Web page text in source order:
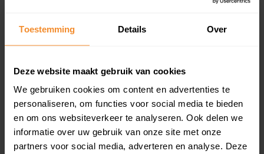
Toestemming Details Over
Deze website maakt gebruik van cookies
We gebruiken cookies om content en advertenties te
personaliseren, om functies voor social media te bieden
en om ons websiteverkeer te analyseren. Ook delen we
informatie over uw gebruik van onze site met onze
partners voor social media, adverteren en analyse. Deze
Bouwjaar